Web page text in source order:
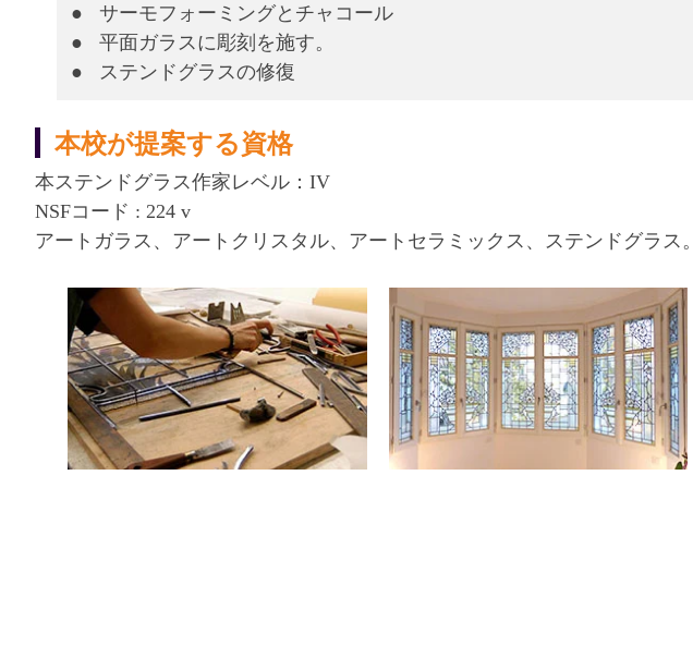
● サーモフォーミングとチャコール
● 平面ガラスに彫刻を施す。
● ステンドグラスの修復
本校が提案する資格
本ステンドグラス作家レベル：IV
NSFコード : 224 v
アートガラス、アートクリスタル、アートセラミックス、ステンドグラス。